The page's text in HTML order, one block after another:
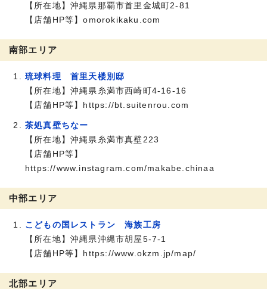
【所在地】沖縄県那覇市首里金城町2-81
【店舗HP等】omorokikaku.com
南部エリア
琉球料理 首里天楼別邸
【所在地】沖縄県糸満市西崎町4-16-16
【店舗HP等】https://bt.suitenrou.com
茶処真壁ちなー
【所在地】沖縄県糸満市真壁223
【店舗HP等】
https://www.instagram.com/makabe.chinaa
中部エリア
こどもの国レストラン 海族工房
【所在地】沖縄県沖縄市胡屋5-7-1
【店舗HP等】https://www.okzm.jp/map/
北部エリア